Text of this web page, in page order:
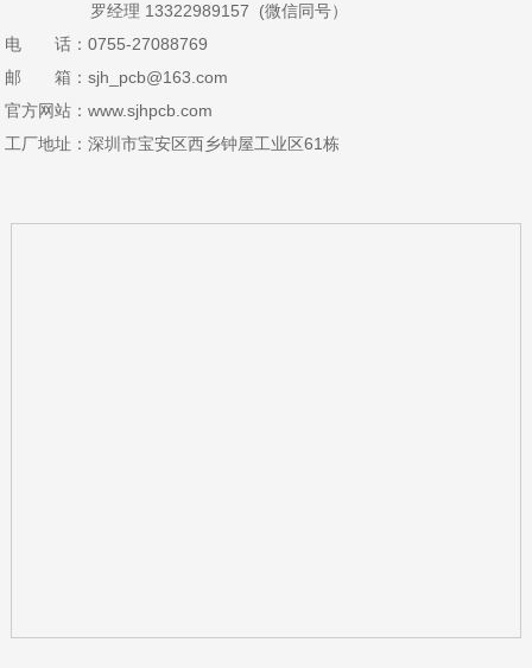
罗经理 13322989157 (微信同号）
电 话：0755-27088769
邮 箱：sjh_pcb@163.com
官方网站：www.sjhpcb.com
工厂地址：深圳市宝安区西乡钟屋工业区61栋